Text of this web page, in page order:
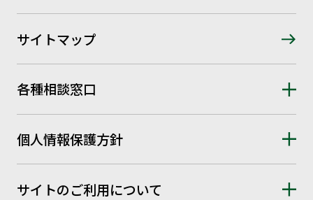
サイトマップ
各種相談窓口
個人情報保護方針
サイトのご利用について